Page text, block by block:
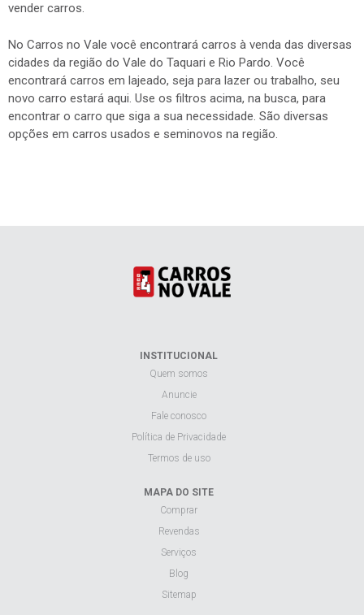
vender carros.
No Carros no Vale você encontrará carros à venda das diversas
cidades da região do Vale do Taquari e Rio Pardo. Você
encontrará carros em lajeado, seja para lazer ou trabalho, seu
novo carro estará aqui. Use os filtros acima, na busca, para
encontrar o carro que siga a sua necessidade. São diversas
opções em carros usados e seminovos na região.
INSTITUCIONAL
Quem somos
Anuncie
Fale conosco
Política de Privacidade
Termos de uso
MAPA DO SITE
Comprar
Revendas
Serviços
Blog
Sitemap